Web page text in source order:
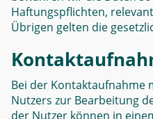
Haftungspflichten,
Übrigen gelten die
Bei der Kontaktaufnahme
Nutzers zur Bearbeitung
der Nutzer können in